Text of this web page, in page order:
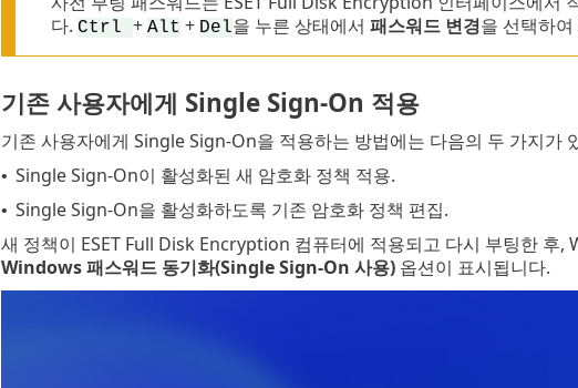
다. Ctrl + Alt + Del을 누른 상태에서 패스워드 변경을 선택하
기존 사용자에게 Single Sign-On 적용
기존 사용자에게 Single Sign-On을 적용하는 방법에는 다음의 두 가지가
• Single Sign-On이 활성화된 새 암호화 정책 적용.
• Single Sign-On을 활성화하도록 기존 암호화 정책 편집.
새 정책이 ESET Full Disk Encryption 컴퓨터에 적용되고 다시 부팅한 후,
Windows 패스워드 동기화(Single Sign-On 사용)옵션이 표시됩니다.